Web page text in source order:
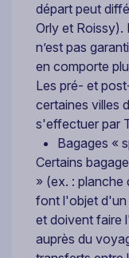
départ peut
Orly et Roissy).
n’est pas
en comporte
Les pré- et
certaines villes
s'effectuer par
Bagages «
Certains
» (ex. : planche
font l'objet d'un
et doivent faire
auprès du